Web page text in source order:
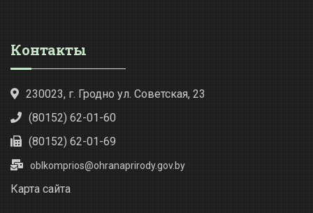
Контакты
230023, г. Гродно ул. Советская, 23
(80152) 62-01-60
(80152) 62-01-69
oblkomprios@ohranaprirody.gov.by
Карта сайта